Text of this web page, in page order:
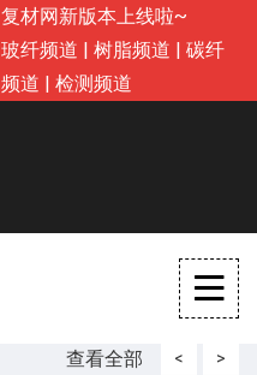
复材网新版本上线啦~
玻纤频道 | 树脂频道 | 碳纤
频道 | 检测频道
查看全部 < >